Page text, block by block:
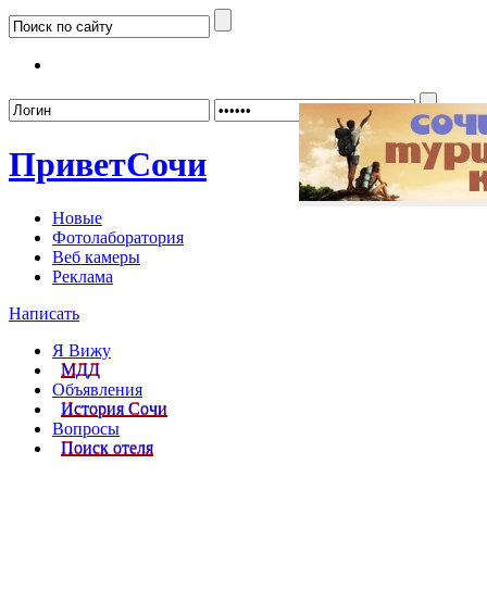
ПриветСочи
Новые
Фотолаборатория
Веб камеры
Реклама
Написать
Я Вижу
МДД
Объявления
История Сочи
Вопросы
Поиск отеля